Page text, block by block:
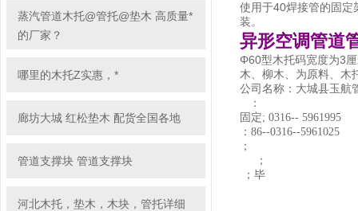
蒸汽管道木托@管托@垫木 高质量*
的厂家？
哪里的木托Z实惠，*
廊坊大城 红松垫木 配货全国各地
管道支撑块 管道支撑块
河北木托，垫木，木块，管托详细
使用于40焊接管的固定
装。
异形空调管道
Φ60型木托码宽度为3
木、柳木、为原料、木
公司名称：大城县玉航
：
固定; 0316-- 5961995
：86--0316--5961025
；
；
；毕